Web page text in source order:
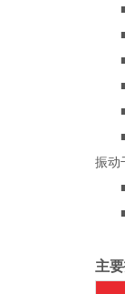
■
■
■
■
■
■
振动
■
■
主